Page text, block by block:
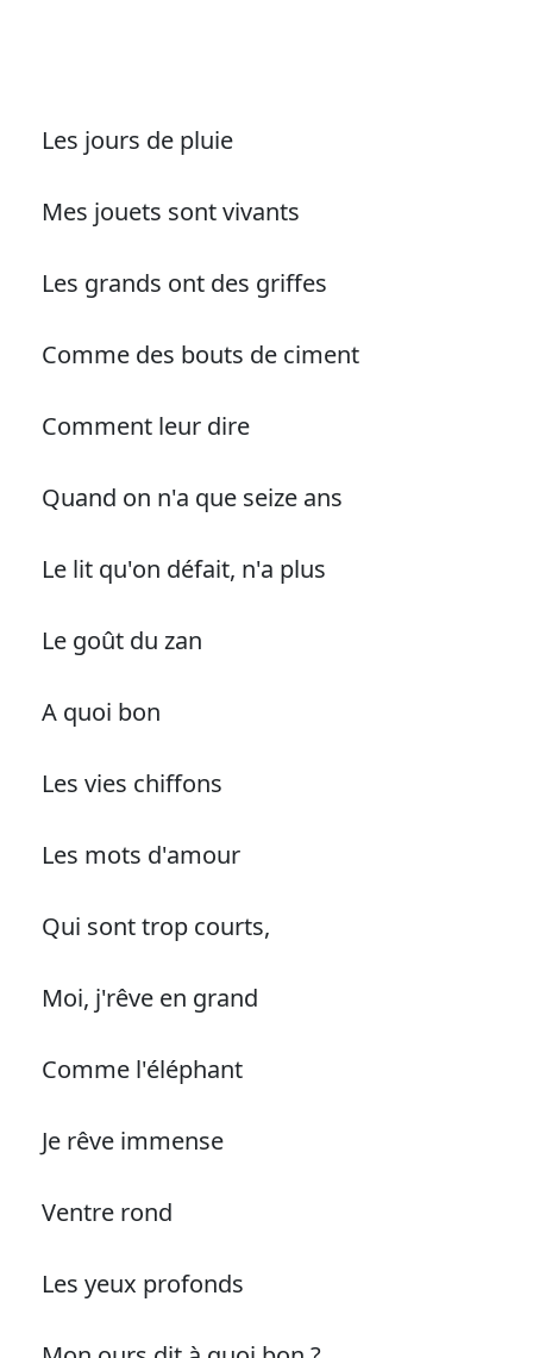
Les jours de pluie
Mes jouets sont vivants
Les grands ont des griffes
Comme des bouts de ciment
Comment leur dire
Quand on n'a que seize ans
Le lit qu'on défait, n'a plus
Le goût du zan
A quoi bon
Les vies chiffons
Les mots d'amour
Qui sont trop courts,
Moi, j'rêve en grand
Comme l'éléphant
Je rêve immense
Ventre rond
Les yeux profonds